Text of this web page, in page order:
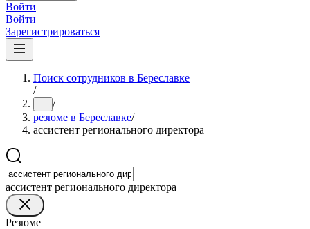
Войти
Войти
Зарегистрироваться
Поиск сотрудников в Береславке
/
... /
резюме в Береславке/
ассистент регионального директора
ассистент регионального директора
Резюме